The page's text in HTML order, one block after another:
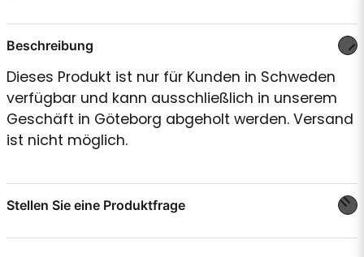
Beschreibung
Dieses Produkt ist nur für Kunden in Schweden
verfügbar und kann ausschließlich in unserem
Geschäft in Göteborg abgeholt werden. Versand
ist nicht möglich.
Stellen Sie eine Produktfrage